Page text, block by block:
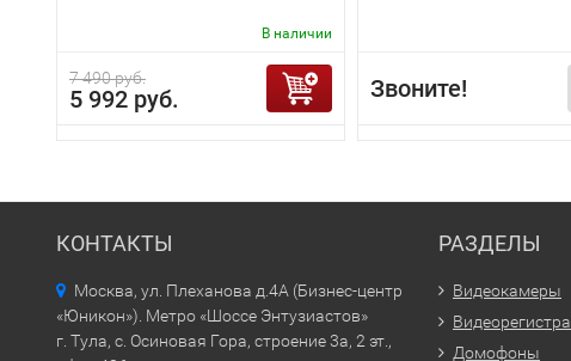
В наличии
7 490 руб.
5 992 руб. Звоните!
КОНТАКТЫ
Москва, ул. Плеханова д.4А (Бизнес-центр
«Юникон»). Метро «Шоссе Энтузиастов»
г. Тула, с. Осиновая Гора, строение 3а, 2 эт.,
РАЗДЕЛЫ
Видеокамеры
Домофоны